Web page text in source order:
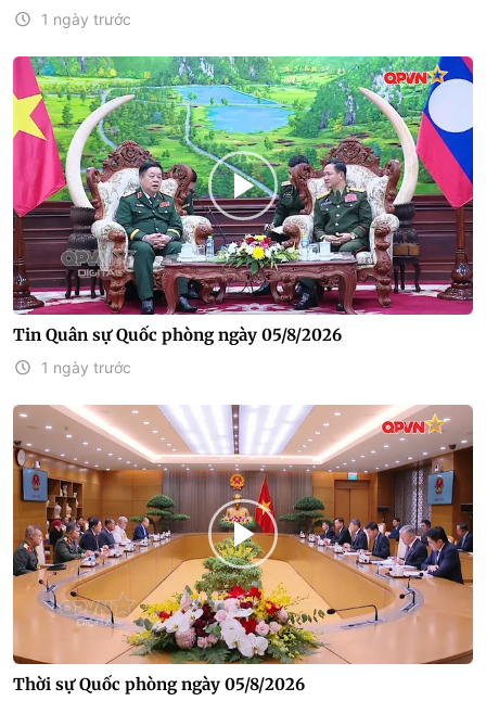
1 ngày trước
Tin Quân sự Quốc phòng ngày 05/8/2026
1 ngày trước
Thời sự Quốc phòng ngày 05/8/2026